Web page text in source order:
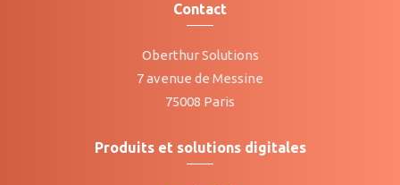
Contact
Oberthur Solutions
7 avenue de Messine
75008 Paris
Produits et solutions digitales